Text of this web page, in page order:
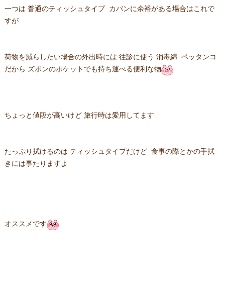
一つは 普通のティッシュタイプ カバンに余裕がある場合はこれで
すが
荷物を減らしたい場合の外出時には 往診に使う 消毒綿 ペッタンコ
だから ズボンのポケットでも持ち運べる便利な物
ちょっと値段が高いけど 旅行時は愛用してます
たっぷり拭けるのは ティッシュタイプだけど 食事の際とかの手拭
きには事たりますよ
オススメです